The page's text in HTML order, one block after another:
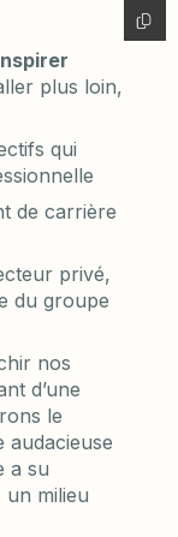
plus loin,
qui
de carrière
privé,
du groupe
nos
d’une
le
audacieuse
a su
un milieu